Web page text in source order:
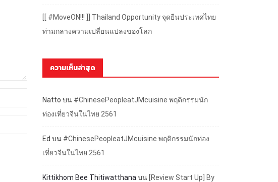
[[ #MoveON!!! ]] Thailand Opportunity จุดยืนประเทศไทย
ท่ามกลางความเปลี่ยนแปลงของโลก
ความเห็นล่าสุด
Natto บน #ChinesePeopleatJMcuisine พฤติกรรมนัก
ท่องเที่ยวจีนในไทย 2561
Ed บน #ChinesePeopleatJMcuisine พฤติกรรมนักท่อง
เที่ยวจีนในไทย 2561
Kittikhom Bee Thitiwatthana บน [Review Start Up] By